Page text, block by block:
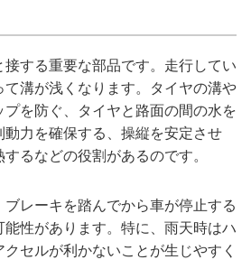
する重要な部品です。走行してい
て溝が浅くなります。タイヤの溝や
を防ぐ、タイヤと路面の間の水を
力を確保する、操縦を安定させ
るなどの役割があるのです。
レーキを踏んでから車が停止する
能性があります。特に、雨天時はハ
セルが利かないことが生じやすく